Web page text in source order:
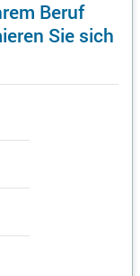
Beruf
Sie sich